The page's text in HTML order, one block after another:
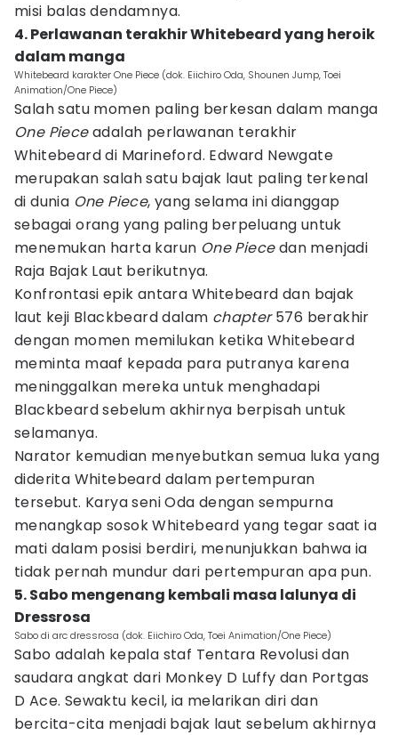
misi balas dendamnya.
4. Perlawanan terakhir Whitebeard yang heroik
dalam manga
Whitebeard karakter One Piece (dok. Eiichiro Oda, Shounen Jump, Toei
Animation/One Piece)
Salah satu momen paling berkesan dalam manga
One Pieceadalah perlawanan terakhir
Whitebeard di Marineford. Edward Newgate
merupakan salah satu bajak laut paling terkenal
di dunia One Piece, yang selama ini dianggap
sebagai orang yang paling berpeluang untuk
menemukan harta karun One Piecedan menjadi
Raja Bajak Laut berikutnya.
Konfrontasi epik antara Whitebeard dan bajak
laut keji Blackbeard dalam chapter576 berakhir
dengan momen memilukan ketika Whitebeard
meminta maaf kepada para putranya karena
meninggalkan mereka untuk menghadapi
Blackbeard sebelum akhirnya berpisah untuk
selamanya.
Narator kemudian menyebutkan semua luka yang
diderita Whitebeard dalam pertempuran
tersebut. Karya seni Oda dengan sempurna
menangkap sosok Whitebeard yang tegar saat ia
mati dalam posisi berdiri, menunjukkan bahwa ia
tidak pernah mundur dari pertempuran apa pun.
5. Sabo mengenang kembali masa lalunya di
Dressrosa
Sabo di arc dressrosa (dok. Eiichiro Oda, Toei Animation/One Piece)
Sabo adalah kepala staf Tentara Revolusi dan
saudara angkat dari Monkey D Luffy dan Portgas
D Ace. Sewaktu kecil, ia melarikan diri dan
bercita-cita menjadi bajak laut sebelum akhirnya